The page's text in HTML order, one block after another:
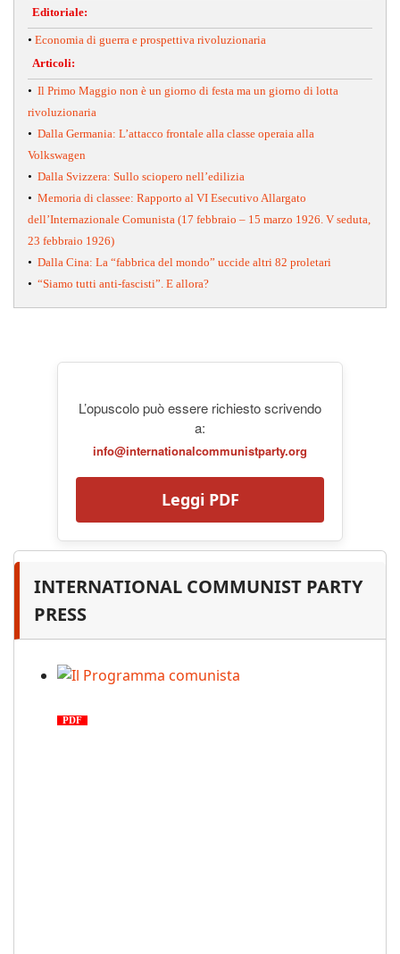
Editoriale:
• Economia di guerra e prospettiva rivoluzionaria
Articoli:
• Il Primo Maggio non è un giorno di festa ma un giorno di lotta
rivoluzionaria
• Dalla Germania: L’attacco frontale alla classe operaia alla
Volkswagen
• Dalla Svizzera: Sullo sciopero nell’edilizia
• Memoria di classee: Rapporto al VI Esecutivo Allargato
dell’Internazionale Comunista (17 febbraio – 15 marzo 1926. V seduta,
23 febbraio 1926)
• Dalla Cina: La “fabbrica del mondo” uccide altri 82 proletari
• “Siamo tutti anti-fascisti”. E allora?
L’opuscolo può essere richiesto scrivendo
a:
info@internationalcommunistparty.org
Leggi PDF
INTERNATIONAL COMMUNIST PARTY
PRESS
PDF